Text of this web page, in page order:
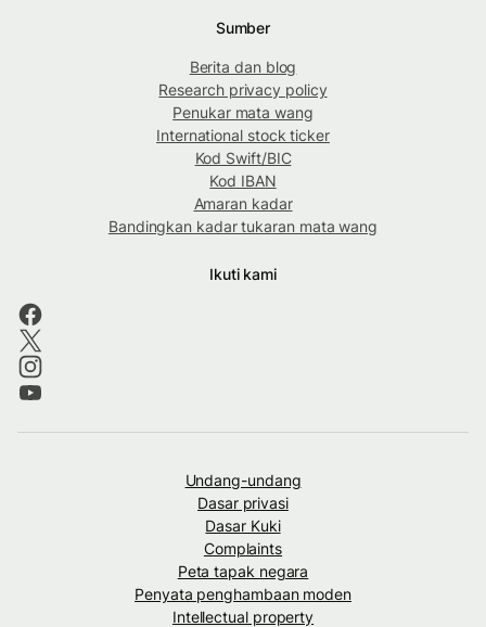
Sumber
Berita dan blog
Research privacy policy
Penukar mata wang
International stock ticker
Kod Swift/BIC
Kod IBAN
Amaran kadar
Bandingkan kadar tukaran mata wang
Ikuti kami
Undang-undang
Dasar privasi
Dasar Kuki
Complaints
Peta tapak negara
Penyata penghambaan moden
Intellectual property